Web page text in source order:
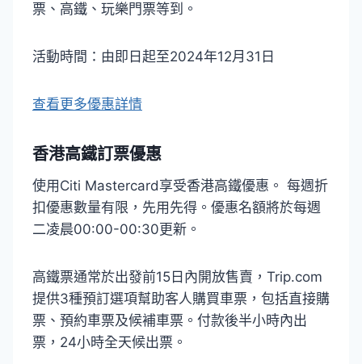
票、高鐵、玩樂門票等到。
活動時間：由即日起至2024年12月31日
查看更多優惠詳情
香港高鐵訂票優惠
使用Citi Mastercard享受香港高鐵優惠。 每週折
扣優惠數量有限，先用先得。優惠名額將於每週
二凌晨00:00-00:30更新。
高鐵票通常於出發前15日內開放售賣，Trip.com
提供3種預訂選項幫助客人購買車票，包括直接購
票、預約車票及候補車票。付款後半小時內出
票，24小時全天候出票。